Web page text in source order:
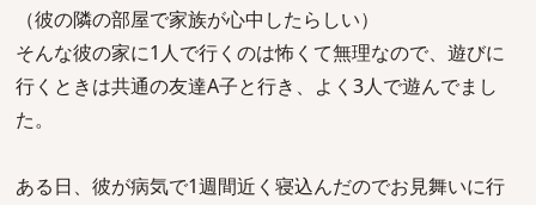
（彼の隣の部屋で家族が心中したらしい）
そんな彼の家に1人で行くのは怖くて無理なので、遊びに
行くときは共通の友達A子と行き、よく3人で遊んでまし
た。
ある日、彼が病気で1週間近く寝込んだのでお見舞いに行